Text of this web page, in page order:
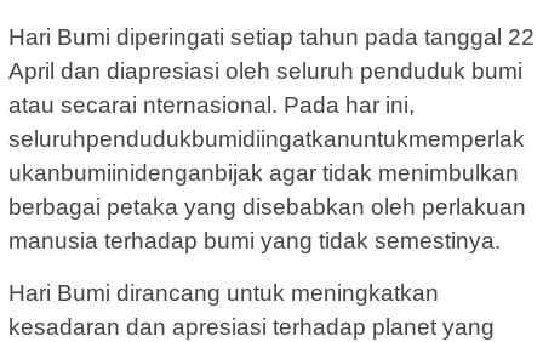
Hari Bumi diperingati setiap tahun pada tanggal 22
April dan diapresiasi oleh seluruh penduduk bumi
atau secarai nternasional. Pada har ini,
seluruhpendudukbumidiingatkanuntukmemperlak
ukanbumiinidenganbijak agar tidak menimbulkan
berbagai petaka yang disebabkan oleh perlakuan
manusia terhadap bumi yang tidak semestinya.
Hari Bumi dirancang untuk meningkatkan
kesadaran dan apresiasi terhadap planet yang